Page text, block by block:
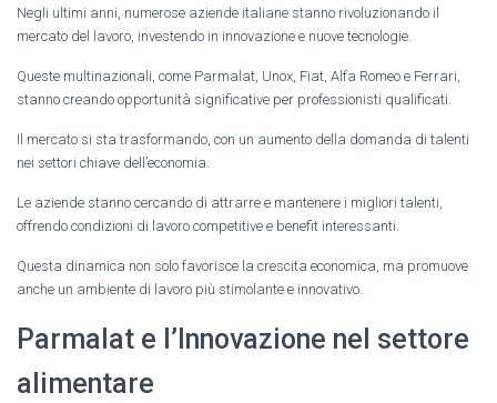
Negli ultimi anni, numerose aziende italiane stanno rivoluzionando il
mercato del lavoro, investendo in innovazione e nuove tecnologie.
Queste multinazionali, come Parmalat, Unox, Fiat, Alfa Romeo e Ferrari,
stanno creando opportunità significative per professionisti qualificati.
Il mercato si sta trasformando, con un aumento della domanda di talenti
nei settori chiave dell’economia.
Le aziende stanno cercando di attrarre e mantenere i migliori talenti,
offrendo condizioni di lavoro competitive e benefit interessanti.
Questa dinamica non solo favorisce la crescita economica, ma promuove
anche un ambiente di lavoro più stimolante e innovativo.
Parmalat e l’Innovazione nel settore
alimentare